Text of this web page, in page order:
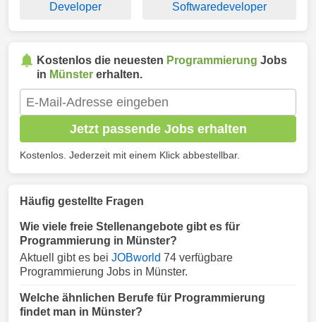
Developer Softwaredeveloper
Kostenlos die neuesten Programmierung Jobs
in Münster erhalten.
Jetzt passende Jobs erhalten
Kostenlos. Jederzeit mit einem Klick abbestellbar.
Häufig gestellte Fragen
Wie viele freie Stellenangebote gibt es für
Programmierung in Münster?
Aktuell gibt es bei JOBworld 74 verfügbare
Programmierung Jobs in Münster.
Welche ähnlichen Berufe für Programmierung
findet man in Münster?